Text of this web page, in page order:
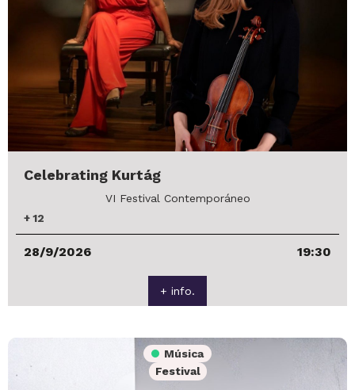
Celebrating Kurtág
VI Festival Contemporáneo
+12
28/9/2026 19:30
+ info.
Música
Festival